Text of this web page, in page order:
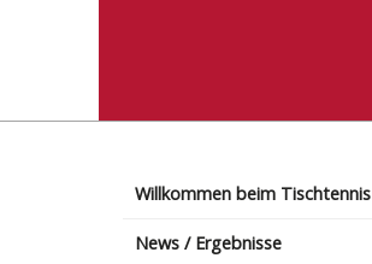
Willkommen beim Tischtennis
News / Ergebnisse